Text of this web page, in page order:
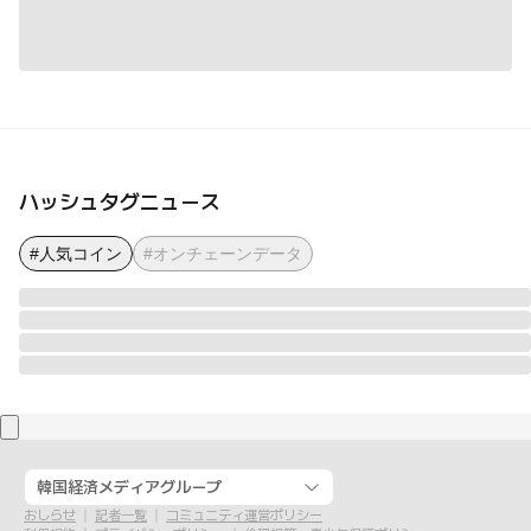
ハッシュタグニュース
#人気コイン #オンチェーンデータ
韓国経済メディアグループ
おしらせ 記者一覧
コミュニティ運営ポリシー